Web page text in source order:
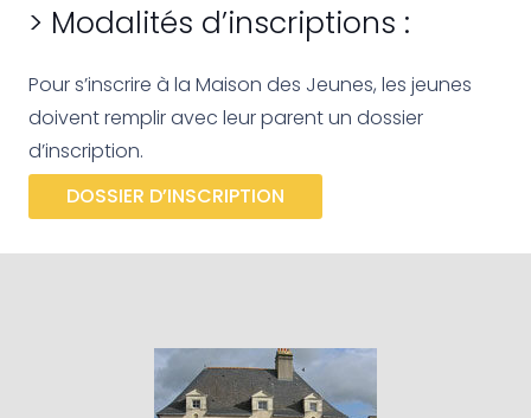
> Modalités d’inscriptions :
Pour s’inscrire à la Maison des Jeunes, les jeunes
doivent remplir avec leur parent un dossier
d’inscription.
DOSSIER D’INSCRIPTION